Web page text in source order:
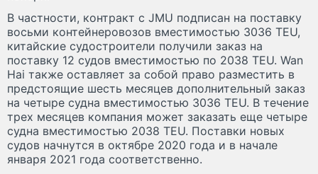
В частности, контракт с JMU подписан на поставку
восьми контейнеровозов вместимостью 3036 TEU,
китайские судостроители получили заказ на
поставку 12 судов вместимостью по 2038 TEU. Wan
Hai также оставляет за собой право разместить в
предстоящие шесть месяцев дополнительный заказ
на четыре судна вместимостью 3036 TEU. В течение
трех месяцев компания может заказать еще четыре
судна вместимостью 2038 TEU. Поставки новых
судов начнутся в октябре 2020 года и в начале
января 2021 года соответственно.